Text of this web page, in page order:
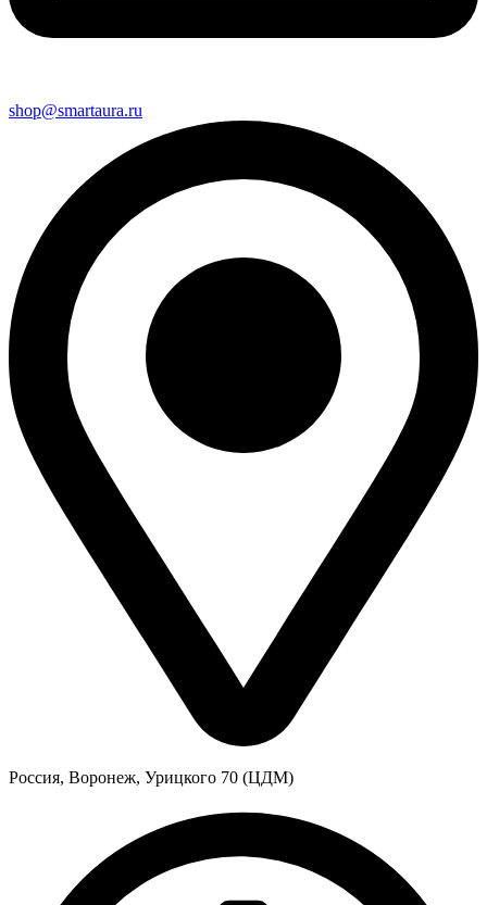
shop@smartaura.ru
Россия, Воронеж, Урицкого 70 (ЦДМ)